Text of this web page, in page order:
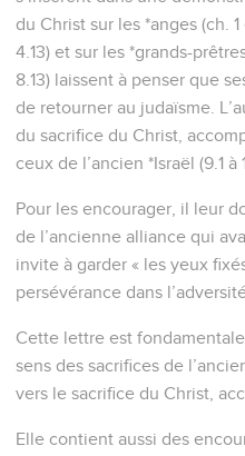
du Christ sur les *anges (ch.
4.13) et sur les *grands-
8.13) laissent à penser que
de retourner au judaïsme.
du sacrifice du Christ,
ceux de l’ancien *Israël (9.1 à
Pour les encourager, il leur
de l’ancienne alliance qui
invite à garder « les yeux
persévérance dans
Cette lettre est
sens des sacrifices de
vers le sacrifice du Christ,
Elle contient aussi des